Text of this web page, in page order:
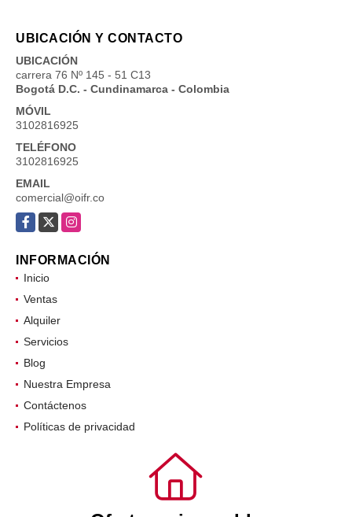
UBICACIÓN Y CONTACTO
UBICACIÓN
carrera 76 Nº 145 - 51 C13
Bogotá D.C. - Cundinamarca - Colombia
MÓVIL
3102816925
TELÉFONO
3102816925
EMAIL
comercial@oifr.co
Facebook
X Instagram
INFORMACIÓN
Inicio
Ventas
Alquiler
Servicios
Blog
Nuestra Empresa
Contáctenos
Políticas de privacidad